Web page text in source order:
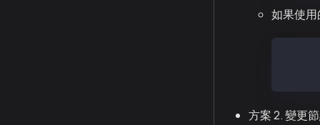
如果使用
方案 2. 變更